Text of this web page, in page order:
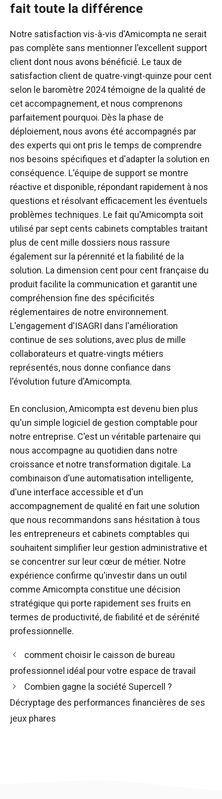
fait toute la différence
Notre satisfaction vis-à-vis d'Amicompta ne serait
pas complète sans mentionner l'excellent support
client dont nous avons bénéficié. Le taux de
satisfaction client de quatre-vingt-quinze pour cent
selon le baromètre 2024 témoigne de la qualité de
cet accompagnement, et nous comprenons
parfaitement pourquoi. Dès la phase de
déploiement, nous avons été accompagnés par
des experts qui ont pris le temps de comprendre
nos besoins spécifiques et d'adapter la solution en
conséquence. L'équipe de support se montre
réactive et disponible, répondant rapidement à nos
questions et résolvant efficacement les éventuels
problèmes techniques. Le fait qu'Amicompta soit
utilisé par sept cents cabinets comptables traitant
plus de cent mille dossiers nous rassure
également sur la pérennité et la fiabilité de la
solution. La dimension cent pour cent française du
produit facilite la communication et garantit une
compréhension fine des spécificités
réglementaires de notre environnement.
L'engagement d'ISAGRI dans l'amélioration
continue de ses solutions, avec plus de mille
collaborateurs et quatre-vingts métiers
représentés, nous donne confiance dans
l'évolution future d'Amicompta.
En conclusion, Amicompta est devenu bien plus
qu'un simple logiciel de gestion comptable pour
notre entreprise. C'est un véritable partenaire qui
nous accompagne au quotidien dans notre
croissance et notre transformation digitale. La
combinaison d'une automatisation intelligente,
d'une interface accessible et d'un
accompagnement de qualité en fait une solution
que nous recommandons sans hésitation à tous
les entrepreneurs et cabinets comptables qui
souhaitent simplifier leur gestion administrative et
se concentrer sur leur cœur de métier. Notre
expérience confirme qu'investir dans un outil
comme Amicompta constitue une décision
stratégique qui porte rapidement ses fruits en
termes de productivité, de fiabilité et de sérénité
professionnelle.
comment choisir le caisson de bureau
professionnel idéal pour votre espace de travail
Combien gagne la société Supercell ?
Décryptage des performances financières de ses
jeux phares